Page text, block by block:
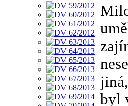
byl